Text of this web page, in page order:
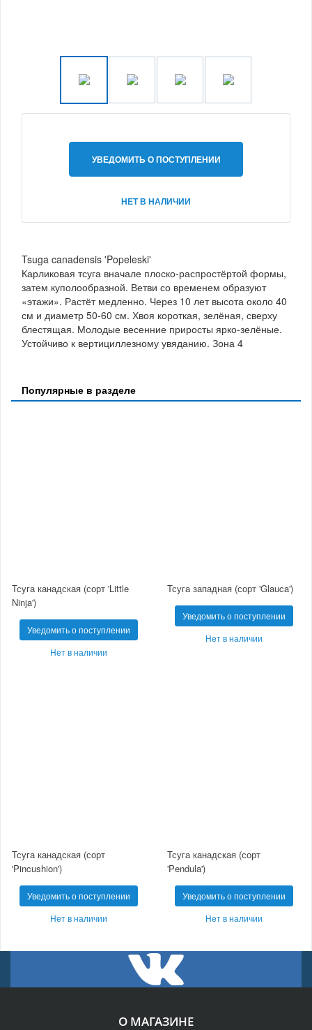
УВЕДОМИТЬ О ПОСТУПЛЕНИИ
НЕТ В НАЛИЧИИ
Tsuga canadensis 'Popeleski'
Карликовая тсуга вначале плоско-распростёртой формы,
затем куполообразной. Ветви со временем образуют
«этажи». Растёт медленно. Через 10 лет высота около 40
см и диаметр 50-60 см. Хвоя короткая, зелёная, сверху
блестящая. Молодые весенние приросты ярко-зелёные.
Устойчиво к вертициллезному увяданию. Зона 4
Популярные в разделе
Тсуга канадская (сорт 'Little
Ninja')
Уведомить о поступлении
Нет в наличии
Тсуга западная (сорт 'Glauca')
Уведомить о поступлении
Нет в наличии
Тсуга канадская (сорт
'Pincushion')
Уведомить о поступлении
Нет в наличии
Тсуга канадская (сорт
'Pendula')
Уведомить о поступлении
Нет в наличии
О МАГАЗИНЕ